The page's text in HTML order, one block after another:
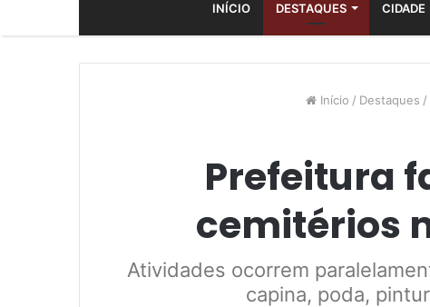
INÍCIO DESTAQUES CIDADE
Início / Destaques /
Prefeitura
cemitérios
Atividades ocorrem
capina, poda,